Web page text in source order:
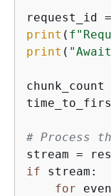
request_id
print (
print (
chunk_count
# Process
stream =
if stream:
for